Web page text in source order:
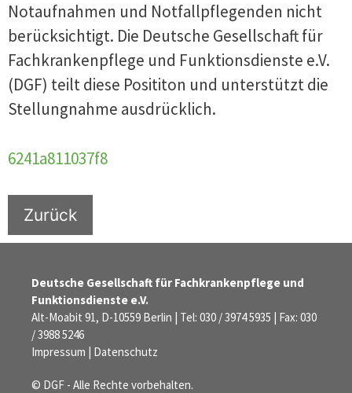
Notaufnahmen und Notfallpflegenden nicht
berücksichtigt. Die Deutsche Gesellschaft für
Fachkrankenpflege und Funktionsdienste e.V.
(DGF) teilt diese Posititon und unterstützt die
Stellungnahme ausdrücklich.
6241a811037f8
Zurück
Deutsche Gesellschaft für Fachkrankenpflege und
Funktionsdienste e.V.
Alt-Moabit 91, D-10559 Berlin | Tel: 030 / 3974 5935 | Fax: 030
/ 3988 5246
Impressum | Datenschutz
© DGF - Alle Rechte vorbehalten.